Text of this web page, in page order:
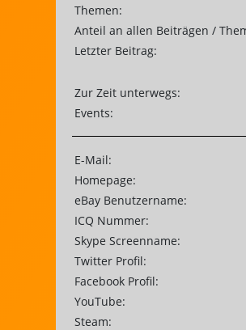
Themen:
Anteil an allen Beiträgen /
Letzter Beitrag:
Zur Zeit unterwegs:
Events:
E-Mail:
Homepage:
eBay Benutzername:
ICQ Nummer:
Skype Screenname:
Twitter Profil:
Facebook Profil:
YouTube:
Steam: